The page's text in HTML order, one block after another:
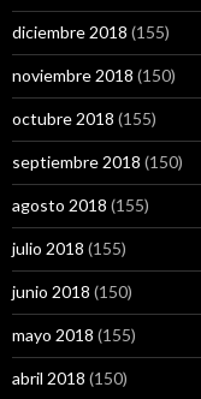
diciembre 2018 (155)
noviembre 2018 (150)
octubre 2018 (155)
septiembre 2018 (150)
agosto 2018 (155)
julio 2018 (155)
junio 2018 (150)
mayo 2018 (155)
abril 2018 (150)